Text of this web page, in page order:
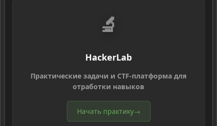
🔬
HackerLab
Практические задачи и CTF-платформа для
отработки навыков
Начать практику→